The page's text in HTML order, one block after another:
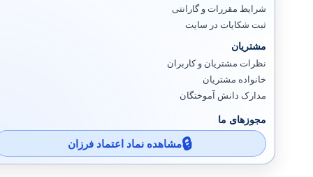
شرایط مقررات و گارانتی
ثبت شکایات در سایت
مشتریان
نظرات مشتریان و کاربران
خانواده مشتریان
مدارک دانش آموختگان
مجوزهای ما
مشاهده نماد اعتماد فرزان